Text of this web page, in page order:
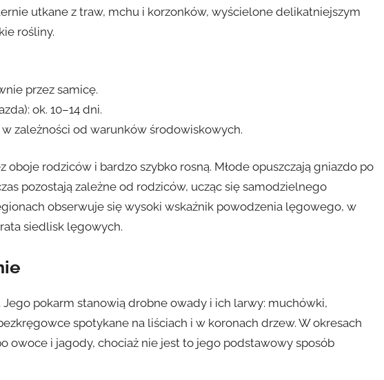
utkane z traw, mchu i korzonków, wyścielone delikatniejszym
rośliny.
przez samicę.
ok. 10–14 dni.
zależności od warunków środowiskowych.
rodziców i bardzo szybko rosną. Młode opuszczają gniazdo po
pozostają zależne od rodziców, ucząc się samodzielnego
obserwuje się wysoki wskaźnik powodzenia lęgowego, w
siedlisk lęgowych.
. Jego pokarm stanowią drobne owady i ich larwy: muchówki,
spotykane na liściach i w koronach drzew. W okresach
owoce i jagody, chociaż nie jest to jego podstawowy sposób